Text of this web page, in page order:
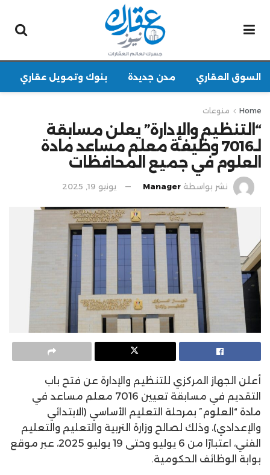
السوق العقاري مدن جديدة بنوك وتمويل عقاري
Home منوعات
“التنظيم والإدارة” يعلن مسابقة
لـ7016 وظيفة معلم مساعد مادة
العلوم في جميع المحافظات
نشر بواسطة Manager يونيو 19, 2025
أعلن الجهاز المركزي للتنظيم والإدارة عن فتح باب
التقديم في مسابقة تعيين 7016 معلم مساعد في
مادة “العلوم” بمرحلة التعليم الأساسي (الابتدائي
والإعدادي)، وذلك لصالح وزارة التربية والتعليم والتعليم
الفني، اعتبارًا من 6 يوليو وحتى 19 يوليو 2025، عبر موقع
بوابة الوظائف الحكومية.